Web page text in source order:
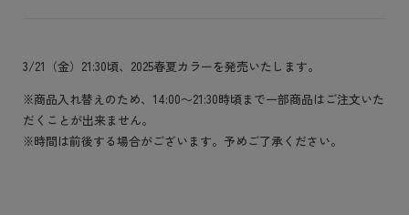
3/21（金）21:30頃、2025春夏カラーを発売いたします。
※商品入れ替えのため、14:00～21:30時頃まで一部商品はご注文いた
だくことが出来ません。
※時間は前後する場合がございます。予めご了承ください。